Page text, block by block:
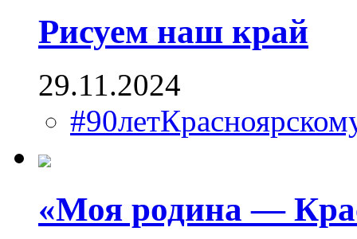
Рисуем наш край
29.11.2024
«Моя родина —